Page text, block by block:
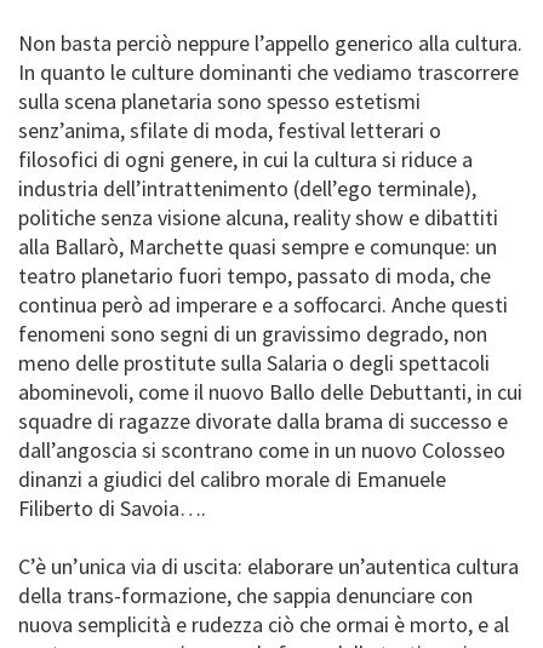
Non basta perciò neppure l’appello generico alla cultura.
In quanto le culture dominanti che vediamo trascorrere
sulla scena planetaria sono spesso estetismi
senz’anima, sfilate di moda, festival letterari o
filosofici di ogni genere, in cui la cultura si riduce a
industria dell’intrattenimento (dell’ego terminale),
politiche senza visione alcuna, reality show e dibattiti
alla Ballarò, Marchette quasi sempre e comunque: un
teatro planetario fuori tempo, passato di moda, che
continua però ad imperare e a soffocarci. Anche questi
fenomeni sono segni di un gravissimo degrado, non
meno delle prostitute sulla Salaria o degli spettacoli
abominevoli, come il nuovo Ballo delle Debuttanti, in cui
squadre di ragazze divorate dalla brama di successo e
dall’angoscia si scontrano come in un nuovo Colosseo
dinanzi a giudici del calibro morale di Emanuele
Filiberto di Savoia….
C’è un’unica via di uscita: elaborare un’autentica cultura
della trans-formazione, che sappia denunciare con
nuova semplicità e rudezza ciò che ormai è morto, e al